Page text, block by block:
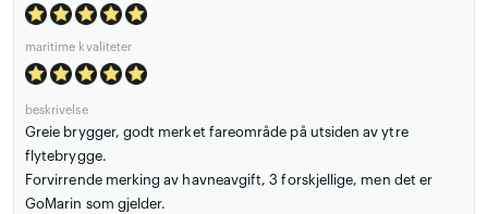
maritime kvaliteter
beskrivelse
Greie brygger, godt merket fareområde på utsiden av ytre
flytebrygge.
Forvirrende merking av havneavgift, 3 forskjellige, men det er
GoMarin som gjelder.